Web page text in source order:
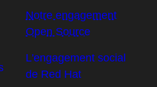
Notre engagement
Open Source
L'engagement social
de Red Hat